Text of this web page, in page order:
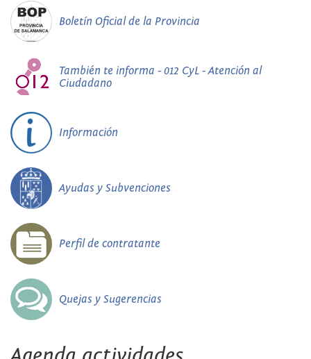
Boletín Oficial de la Provincia
También te informa - 012 CyL - Atención al
Ciudadano
Información
Ayudas y Subvenciones
Perfil de contratante
Quejas y Sugerencias